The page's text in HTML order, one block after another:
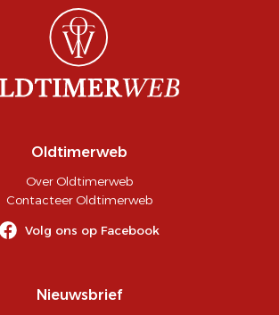
Oldtimerweb
Over Oldtimerweb
Contacteer Oldtimerweb
Volg ons op Facebook
Nieuwsbrief